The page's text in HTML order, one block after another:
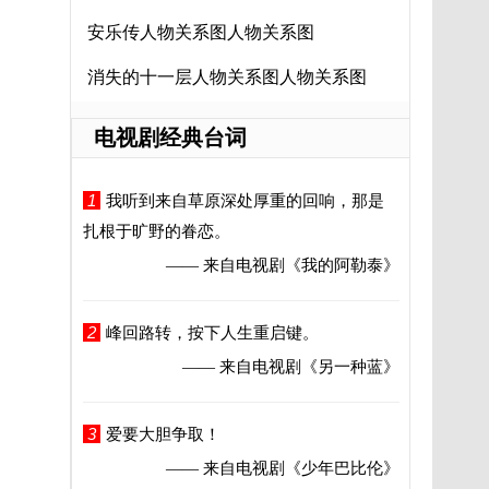
安乐传人物关系图人物关系图
消失的十一层人物关系图人物关系图
电视剧经典台词
1
我听到来自草原深处厚重的回响，那是
扎根于旷野的眷恋。
—— 来自电视剧
《我的阿勒泰》
2 峰回路转，按下人生重启键。
—— 来自电视剧
《另一种蓝》
3
爱要大胆争取！
—— 来自电视剧
《少年巴比伦》